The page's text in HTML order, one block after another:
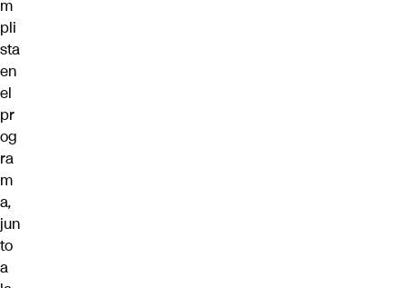
m
pli
sta
en
el
pr
og
ra
m
a,
jun
to
a